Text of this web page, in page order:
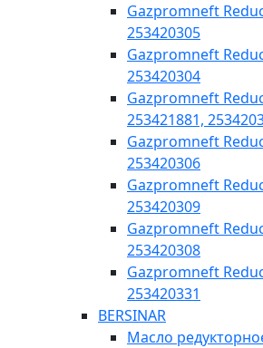
Gazpromneft
253420305
Gazpromneft
253420304
Gazpromneft
253421881,
Gazpromneft
253420306
Gazpromneft
253420309
Gazpromneft
253420308
Gazpromneft
253420331
BERSINAR
Масло